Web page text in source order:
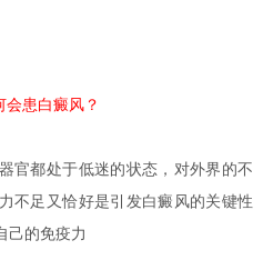
会患白癜风？
都处于低迷的状态，对外界的不
不足又恰好是引发白癜风的关键性
己的免疫力